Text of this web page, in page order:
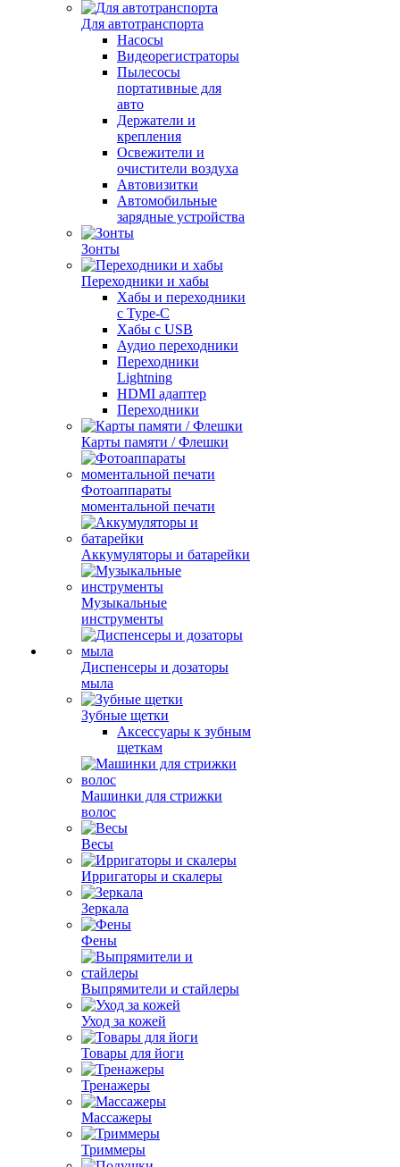
Для автотранспорта
Насосы
Видеорегистраторы
Пылесосы
портативные для
авто
Держатели и
крепления
Освежители и
очистители воздуха
Автовизитки
Автомобильные
зарядные устройства
Зонты
Переходники и хабы
Хабы и переходники
с Type-C
Хабы с USB
Аудио переходники
Переходники
Lightning
HDMI адаптер
Переходники
Карты памяти / Флешки
Фотоаппараты
моментальной печати
Аккумуляторы и батарейки
Музыкальные
инструменты
Диспенсеры и дозаторы
мыла
Зубные щетки
Аксессуары к зубным
щеткам
Машинки для стрижки
волос
Весы
Ирригаторы и скалеры
Зеркала
Фены
Выпрямители и стайлеры
Уход за кожей
Товары для йоги
Тренажеры
Массажеры
Триммеры